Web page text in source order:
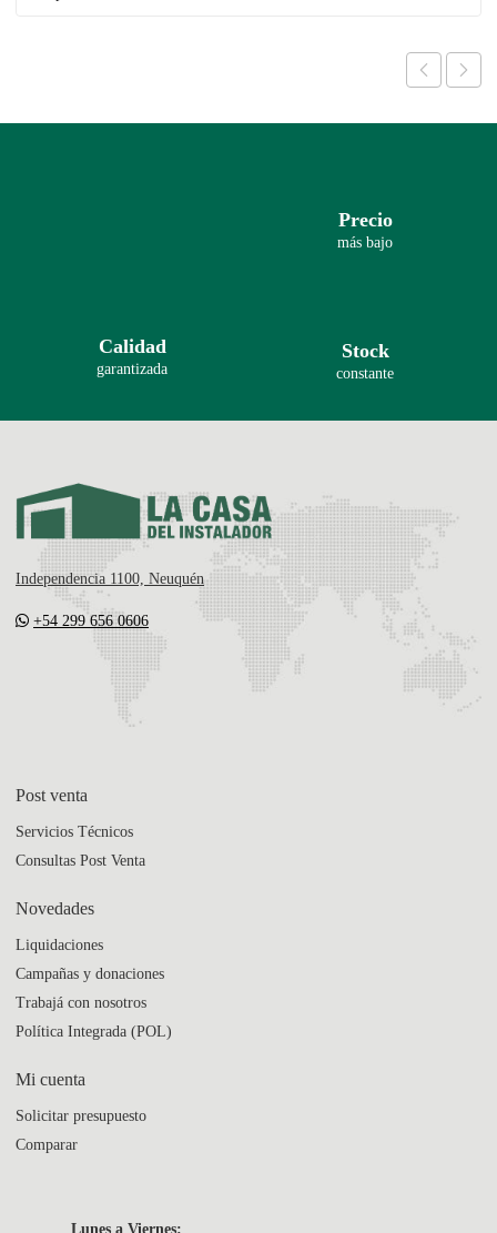
Precio
más bajo
Calidad
garantizada
Stock
constante
Independencia 1100, Neuquén
+54 299 656 0606
Post venta
Servicios Técnicos
Consultas Post Venta
Novedades
Liquidaciones
Campañas y donaciones
Trabajá con nosotros
Política Integrada (POL)
Mi cuenta
Solicitar presupuesto
Comparar
Lunes a Viernes: